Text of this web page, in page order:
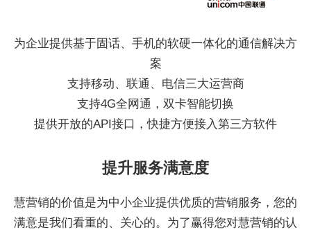
为企业提供基于固话、手机的软硬一体化的通信解决方
案
支持移动、联通、电信三大运营商
支持4G全网通，双卡智能切换
提供开放的API接口，快捷方便接入第三方软件
提升服务满意度
慧营销的价值是为中小企业提供优质的营销服务，您的
满意是我们看重的、关心的。为了赢得您对慧营销的认